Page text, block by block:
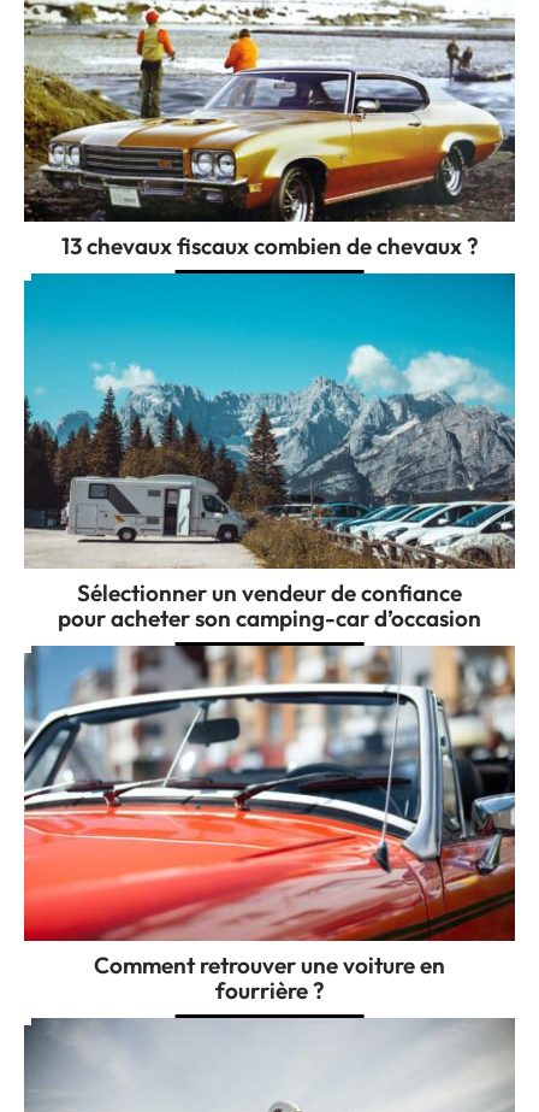
13 chevaux fiscaux combien de chevaux ?
Sélectionner un vendeur de confiance
pour acheter son camping-car d’occasion
Comment retrouver une voiture en
fourrière ?